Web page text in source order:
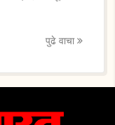
पुढे वाचा